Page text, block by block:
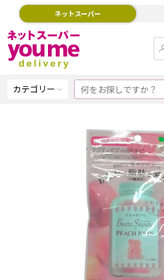
ネットスーパー
カテゴリー